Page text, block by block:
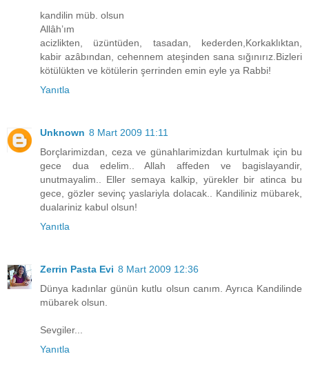
kandilin müb. olsun
Allâh’ım
acizlikten, üzüntüden, tasadan, kederden,Korkaklıktan,
kabir azâbından, cehennem ateşinden sana sığınırız.Bizleri
kötülükten ve kötülerin şerrinden emin eyle ya Rabbi!
Yanıtla
Unknown 8 Mart 2009 11:11
Borçlarimizdan, ceza ve günahlarimizdan kurtulmak için bu
gece dua edelim.. Allah affeden ve bagislayandir,
unutmayalim.. Eller semaya kalkip, yürekler bir atinca bu
gece, gözler sevinç yaslariyla dolacak.. Kandiliniz mübarek,
dualariniz kabul olsun!
Yanıtla
Zerrin Pasta Evi 8 Mart 2009 12:36
Dünya kadınlar günün kutlu olsun canım. Ayrıca Kandilinde
mübarek olsun.
Sevgiler...
Yanıtla